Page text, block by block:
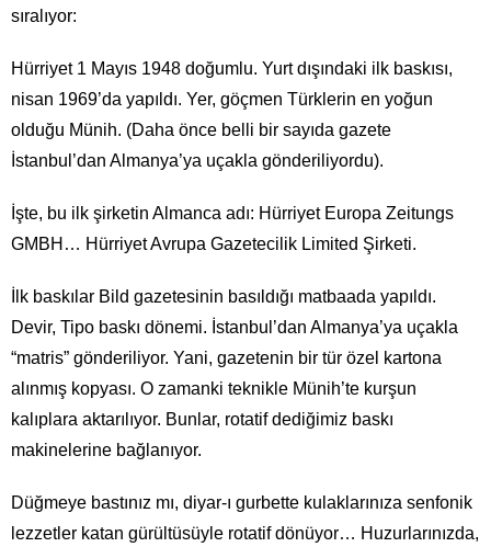
sıralıyor:
Hürriyet 1 Mayıs 1948 doğumlu. Yurt dışındaki ilk baskısı,
nisan 1969’da yapıldı. Yer, göçmen Türklerin en yoğun
olduğu Münih. (Daha önce belli bir sayıda gazete
İstanbul’dan Almanya’ya uçakla gönderiliyordu).
İşte, bu ilk şirketin Almanca adı: Hürriyet Europa Zeitungs
GMBH… Hürriyet Avrupa Gazetecilik Limited Şirketi.
İlk baskılar Bild gazetesinin basıldığı matbaada yapıldı.
Devir, Tipo baskı dönemi. İstanbul’dan Almanya’ya uçakla
“matris” gönderiliyor. Yani, gazetenin bir tür özel kartona
alınmış kopyası. O zamanki teknikle Münih’te kurşun
kalıplara aktarılıyor. Bunlar, rotatif dediğimiz baskı
makinelerine bağlanıyor.
Düğmeye bastınız mı, diyar-ı gurbette kulaklarınıza senfonik
lezzetler katan gürültüsüyle rotatif dönüyor… Huzurlarınızda,